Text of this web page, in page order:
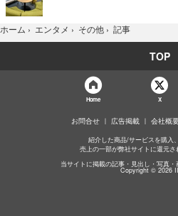
ホーム › エンタメ › その他 › 記事
TOP
Home X
お問合せ 広告掲載 会社概
紹介した商品/サービスを購入
売上の一部が弊社サイトに還元さ
当サイトに掲載の記事・見出し・写真・
Copyright © 2026